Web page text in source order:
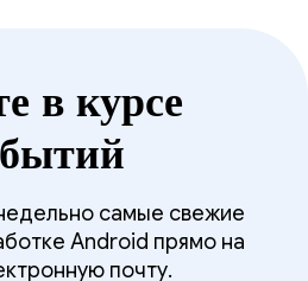
в курсе
самые свежие
Android прямо на
почту.